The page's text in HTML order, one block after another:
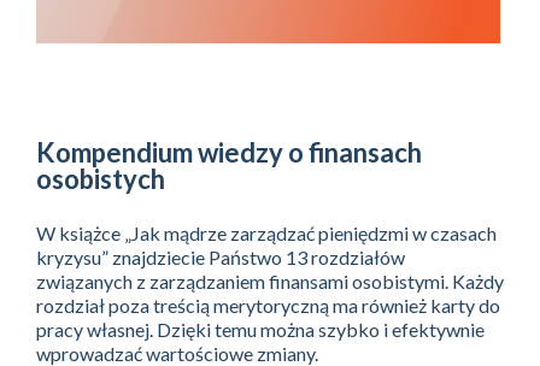
Kompendium wiedzy o finansach
osobistych
W książce „Jak mądrze zarządzać pieniędzmi w czasach
kryzysu” znajdziecie Państwo 13 rozdziałów
związanych z zarządzaniem finansami osobistymi. Każdy
rozdział poza treścią merytoryczną ma również karty do
pracy własnej. Dzięki temu można szybko i efektywnie
wprowadzać wartościowe zmiany.